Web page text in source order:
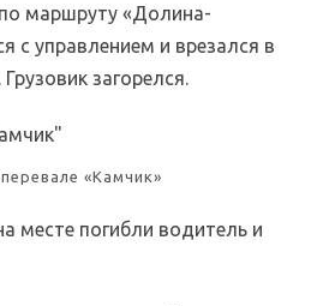
маршруту «Долина-
с управлением и врезался в
загорелся.
«Камчик»
месте погибли водитель и